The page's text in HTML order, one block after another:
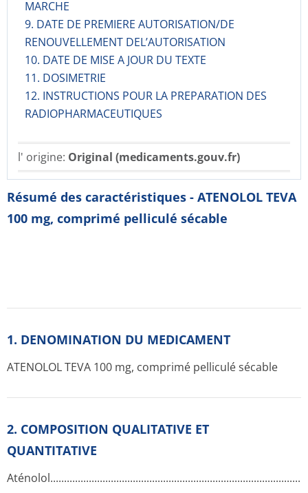
MARCHE
9. DATE DE PREMIERE AUTORISATION/DE
RENOUVELLEMENT DEL’AUTORISATION
10. DATE DE MISE A JOUR DU TEXTE
11. DOSIMETRIE
12. INSTRUCTIONS POUR LA PREPARATION DES
RADIOPHARMACE­UTIQUES
l' origine: Original (medicaments.gouv.fr)
Résumé des caractéristiques - ATENOLOL TEVA
100 mg, comprimé pelliculé sécable
1. DENOMINATION DU MEDICAMENT
ATENOLOL TEVA 100 mg, comprimé pelliculé sécable
2. COMPOSITION QUALITATIVE ET
QUANTITATIVE